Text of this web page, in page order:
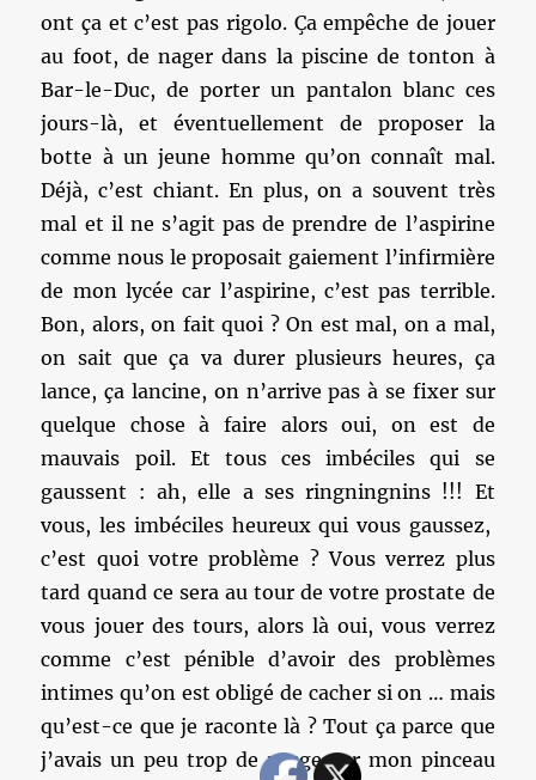
ont ça et c’est pas rigolo. Ça empêche de jouer
au foot, de nager dans la piscine de tonton à
Bar-le-Duc, de porter un pantalon blanc ces
jours-là, et éventuellement de proposer la
botte à un jeune homme qu’on connaît mal.
Déjà, c’est chiant. En plus, on a souvent très
mal et il ne s’agit pas de prendre de l’aspirine
comme nous le proposait gaiement l’infirmière
de mon lycée car l’aspirine, c’est pas terrible.
Bon, alors, on fait quoi ? On est mal, on a mal,
on sait que ça va durer plusieurs heures, ça
lance, ça lancine, on n’arrive pas à se fixer sur
quelque chose à faire alors oui, on est de
mauvais poil. Et tous ces imbéciles qui se
gaussent : ah, elle a ses ringningnins !!! Et
vous, les imbéciles heureux qui vous gaussez,
c’est quoi votre problème ? Vous verrez plus
tard quand ce sera au tour de votre prostate de
vous jouer des tours, alors là oui, vous verrez
comme c’est pénible d’avoir des problèmes
intimes qu’on est obligé de cacher si on … mais
qu’est-ce que je raconte là ? Tout ça parce que
j’avais un peu trop de rouge sur mon pinceau